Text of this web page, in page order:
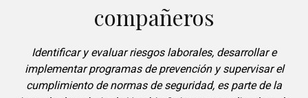
compañeros
Identificar y evaluar riesgos laborales, desarrollar e
implementar programas de prevención y supervisar el
cumplimiento de normas de seguridad, es parte de la